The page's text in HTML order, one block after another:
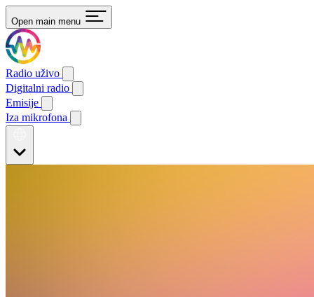
Open main menu
Radio uživo
Digitalni radio
Emisije
Iza mikrofona